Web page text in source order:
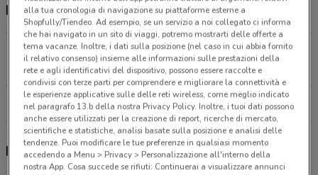
Negozi Happy Casa Store a Merate
Via Lombardia, 85 Cantù
19.7 km
CHIUSO
Tutti i negozi Happy Casa Store
Happy Casa Store, offerte e negozi
alla tua cronologia di navigazione su piattaforme esterne a
Shopfully/Tiendeo. Ad esempio, se un servizio a noi collegato ci informa
che hai navigato in un sito di viaggi, potremo mostrarti delle offerte a
tema vacanze. Inoltre, i dati sulla posizione (nel caso in cui abbia fornito
il relativo consenso) insieme alle informazioni sulle prestazioni della
rete e agli identificativi del dispositivo, possono essere raccolte e
condivisi con terze parti per comprendere e migliorare la connettività e
le esperienze applicative sulle delle reti wireless, come meglio indicato
nel paragrafo 13.b della nostra Privacy Policy. Inoltre, i tuoi dati possono
anche essere utilizzati per la creazione di report, ricerche di mercato,
scientifiche e statistiche, analisi basate sulla posizione e analisi delle
tendenze. Puoi modificare le tue preferenze in qualsiasi momento
accedendo a Menu > Privacy > Personalizzazione all'interno della
nostra App. Cosa succede se rifiuti: Continuerai a visualizzare annunci